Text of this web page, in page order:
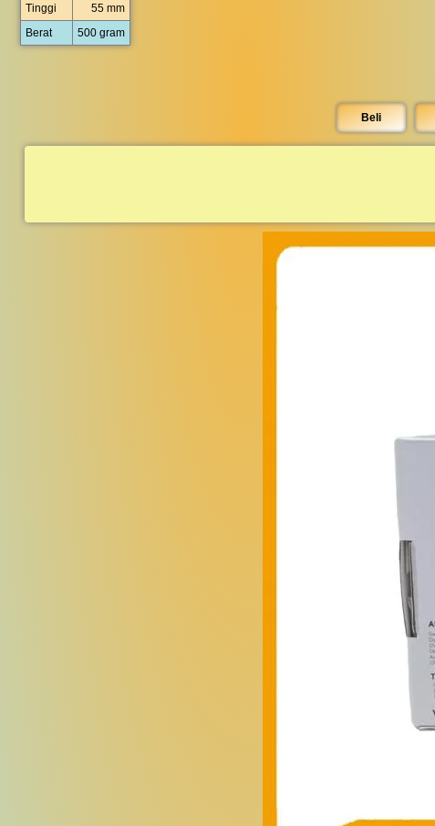
Tinggi
55 mm
Berat
500 gram
Beli